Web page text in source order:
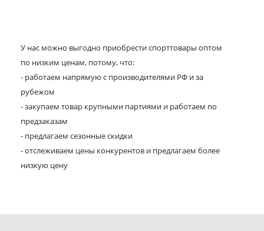
У нас можно выгодно приобрести спорттовары оптом
по низким ценам, потому, что:
- работаем напрямую с производителями РФ и за
рубежом
- закупаем товар крупными партиями и работаем по
предзаказам
- предлагаем сезонные скидки
- отслеживаем цены конкурентов и предлагаем более
низкую цену